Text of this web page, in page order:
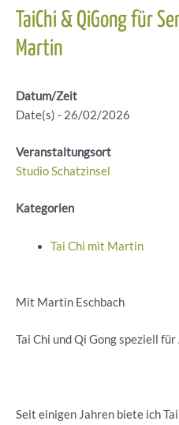
TaiChi & QiGong für
Martin
Datum/Zeit
Date(s) - 26/02/2026
Veranstaltungsort
Studio Schatzinsel
Kategorien
Tai Chi mit Martin
Mit Martin Eschbach
Tai Chi und Qi Gong speziell
Seit einigen Jahren biete ich